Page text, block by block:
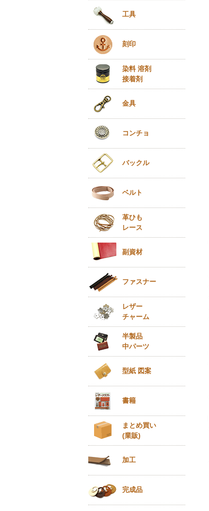
工具
刻印
染料 溶剤
接着剤
金具
コンチョ
バックル
ベルト
革ひも
レース
副資材
ファスナー
レザー
チャーム
半製品
中パーツ
型紙 図案
書籍
まとめ買い
(業販)
加工
完成品